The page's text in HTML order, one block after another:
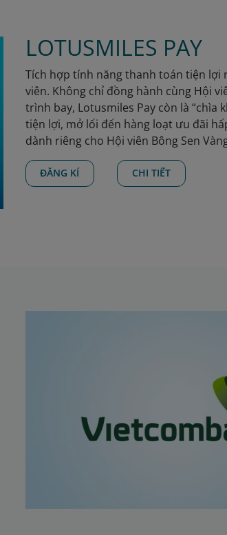
LOTUSMILES PAY
Tích hợp tính năng thanh toán tiện lợi
viên. Không chỉ đồng hành cùng Hội
trình bay, Lotusmiles Pay còn là “chìa
tiện lợi, mở lối đến hàng loạt ưu đãi
dành riêng cho Hội viên Bông Sen
ĐĂNG KÍ CHI TIẾT